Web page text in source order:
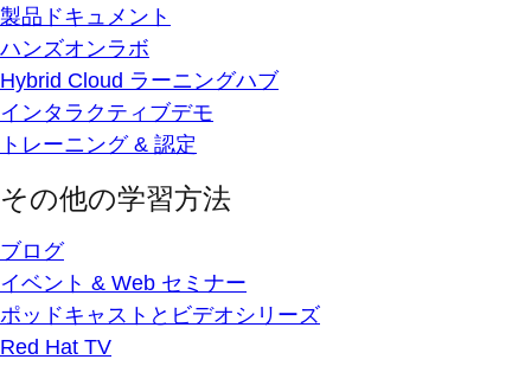
製品ドキュメント
ハンズオンラボ
Hybrid Cloud ラーニングハブ
インタラクティブデモ
トレーニング & 認定
その他の学習方法
ブログ
イベント & Web セミナー
ポッドキャストとビデオシリーズ
Red Hat TV